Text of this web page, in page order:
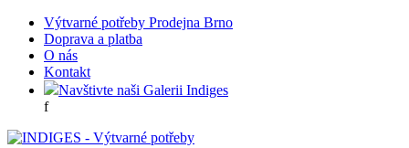
Výtvarné potřeby Prodejna Brno
Doprava a platba
O nás
Kontakt
Navštivte naši Galerii Indiges
f